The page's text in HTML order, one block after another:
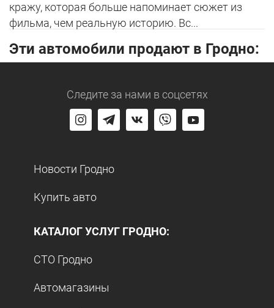
кражу, которая больше напоминает сюжет из
фильма, чем реальную историю. Вс...
Эти автомобили продают в Гродно:
Следите за нами в соцсетях
Новости Гродно
Купить авто
КАТАЛОГ УСЛУГ ГРОДНО:
СТО Гродно
Автомагазины